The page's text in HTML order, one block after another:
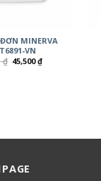
MINERVA
VN
₫ 45,500₫